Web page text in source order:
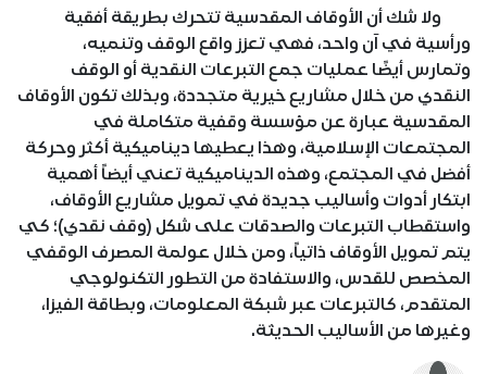
ولا شك أن الأوقاف المقدسية تتحرك بطريقة أفقية
ورأسية في آن واحد، فهي تعزز واقع الوقف وتنميه،
وتمارس أيضًا عمليات جمع التبرعات النقدية أو الوقف
النقدي من خلال مشاريع خيرية متجددة، وبذلك تكون الأوقاف
المقدسية عبارة عن مؤسسة وقفية متكاملة في
المجتمعات الإسلامية، وهذا يعطيها ديناميكية أكثر وحركة
أفضل في المجتمع، وهذه الديناميكية تعني أيضاً أهمية
ابتكار أدوات وأساليب جديدة في تمويل مشاريع الأوقاف،
واستقطاب التبرعات والصدقات على شكل (وقف نقدي)؛ كي
يتم تمويل الأوقاف ذاتياً، ومن خلال عولمة المصرف الوقفي
المخصص للقدس، والاستفادة من التطور التكنولوجي
المتقدم، كالتبرعات عبر شبكة المعلومات، وبطاقة الفيزا،
وغيرها من الأساليب الحديثة.